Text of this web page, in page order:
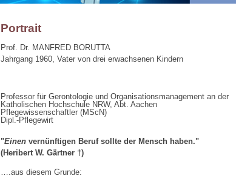
Portrait
Prof. Dr. MANFRED BORUTTA
Jahrgang 1960, Vater von drei erwachsenen Kindern
Professor für Gerontologie und Organisationsmanagement an der
Katholischen Hochschule NRW, Abt. Aachen
Pflegewissenschaftler (MScN)
Dipl.-Pflegewirt
"Einen vernünftigen Beruf sollte der Mensch haben."
(Heribert W. Gärtner †)
….aus diesem Grunde: